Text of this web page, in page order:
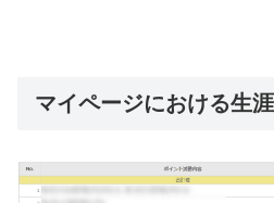
マイページにおける生